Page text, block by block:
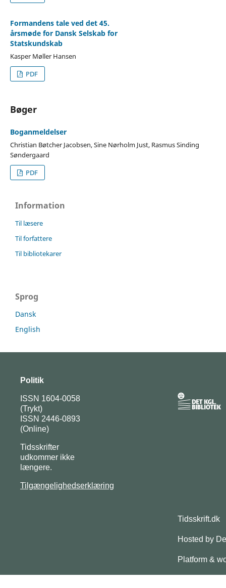
Formandens tale ved det 45.
årsmøde for Dansk Selskab for
Statskundskab
Kasper Møller Hansen
PDF
Bøger
Boganmeldelser
Christian Bøtcher Jacobsen, Sine Nørholm Just, Rasmus Sinding
Søndergaard
PDF
Information
Til læsere
Til forfattere
Til bibliotekarer
Sprog
Dansk
English
Politik
ISSN 1604-0058
(Trykt)
ISSN 2446-0893
(Online)
Tidsskrifter
udkommer ikke
længere.
Tilgængelighedserklæring